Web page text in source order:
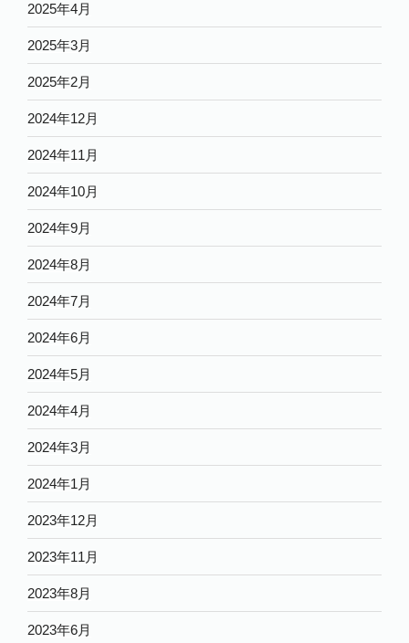
2025年4月
2025年3月
2025年2月
2024年12月
2024年11月
2024年10月
2024年9月
2024年8月
2024年7月
2024年6月
2024年5月
2024年4月
2024年3月
2024年1月
2023年12月
2023年11月
2023年8月
2023年6月